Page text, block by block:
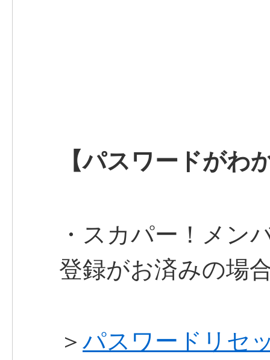
【パスワードがわ
・スカパー！メン
登録がお済みの
＞ パスワードリセ